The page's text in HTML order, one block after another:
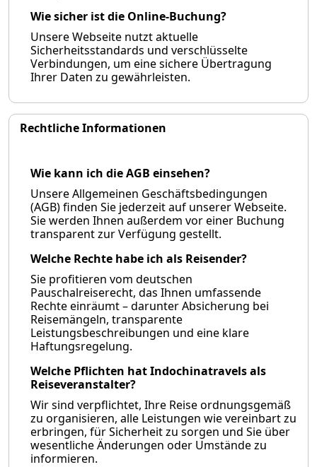
Wie sicher ist die Online-Buchung?
Unsere Webseite nutzt aktuelle
Sicherheitsstandards und verschlüsselte
Verbindungen, um eine sichere Übertragung
Ihrer Daten zu gewährleisten.
Rechtliche Informationen
Wie kann ich die AGB einsehen?
Unsere Allgemeinen Geschäftsbedingungen
(AGB) finden Sie jederzeit auf unserer Webseite.
Sie werden Ihnen außerdem vor einer Buchung
transparent zur Verfügung gestellt.
Welche Rechte habe ich als Reisender?
Sie profitieren vom deutschen
Pauschalreiserecht, das Ihnen umfassende
Rechte einräumt – darunter Absicherung bei
Reisemängeln, transparente
Leistungsbeschreibungen und eine klare
Haftungsregelung.
Welche Pflichten hat Indochinatravels als
Reiseveranstalter?
Wir sind verpflichtet, Ihre Reise ordnungsgemäß
zu organisieren, alle Leistungen wie vereinbart zu
erbringen, für Sicherheit zu sorgen und Sie über
wesentliche Änderungen oder Umstände zu
informieren.